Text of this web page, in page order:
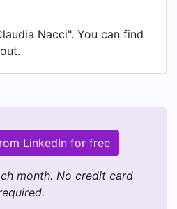
Nacci". You can find
LinkedIn for free
month. No credit card